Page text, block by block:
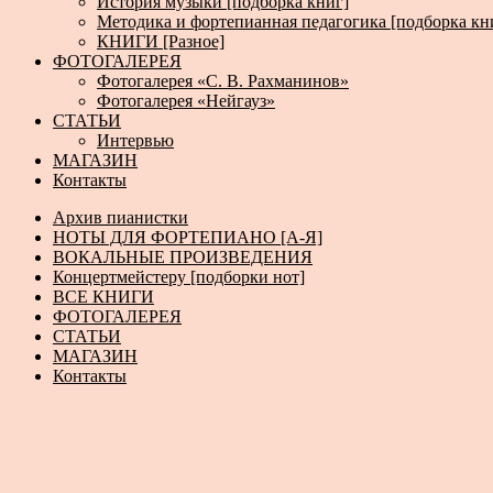
Методика и фортепианная педагогика [подборка
КНИГИ [Разное]
ФОТОГАЛЕРЕЯ
Фотогалерея «С. В. Рахманинов»
Фотогалерея «Нейгауз»
СТАТЬИ
Интервью
МАГАЗИН
Контакты
Архив пианистки
НОТЫ ДЛЯ ФОРТЕПИАНО [А-Я]
ВОКАЛЬНЫЕ ПРОИЗВЕДЕНИЯ
Концертмейстеру [подборки нот]
ВСЕ КНИГИ
ФОТОГАЛЕРЕЯ
СТАТЬИ
МАГАЗИН
Контакты